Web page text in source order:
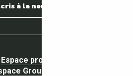
à la newsletter
Espace pro
Groupe